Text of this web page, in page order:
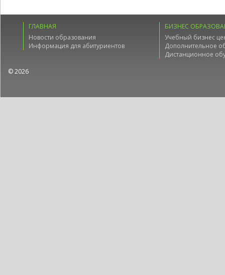
ГЛАВНАЯ
Новости образования
Информация для абитуриентов
БИЗНЕС
Учебный бизнес
Дополнительное
Дистанционное
© 2026